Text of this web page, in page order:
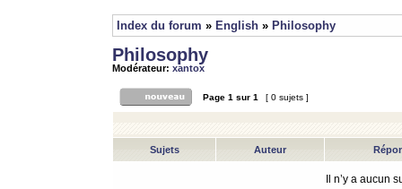
Index du forum » English » Philosophy
Philosophy
Modérateur: xantox
Page 1 sur 1 [ 0 sujets ]
Sujets Auteur
Il n’y a aucun